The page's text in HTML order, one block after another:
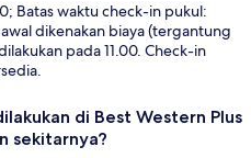
Batas waktu check-in pukul:
dikenakan biaya (tergantung
pada 11.00. Check-in
di Best Western Plus
sekitarnya?